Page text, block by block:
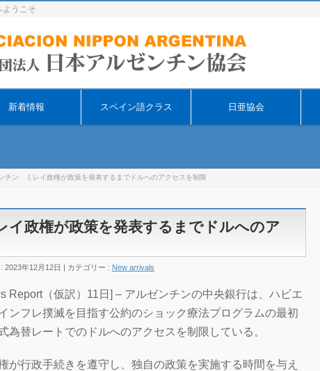
ようこそ
新着情報 スペイン語クラス 日亜協会
チン ミレイ政権が政策を発表するまでドルへのアクセスを制限
政権が政策を発表するまでドルへのア
2023年12月12日 カテゴリー : New arrivals
Report（仮訳）11日] – アルゼンチンの中央銀行は、ハビエ
ンフレ撲滅を目指す公約のショック療法プログラムの最初
為替レートでのドルへのアクセスを制限している。
が行政手続きを遵守し、独自の政策を実施する時間を与え